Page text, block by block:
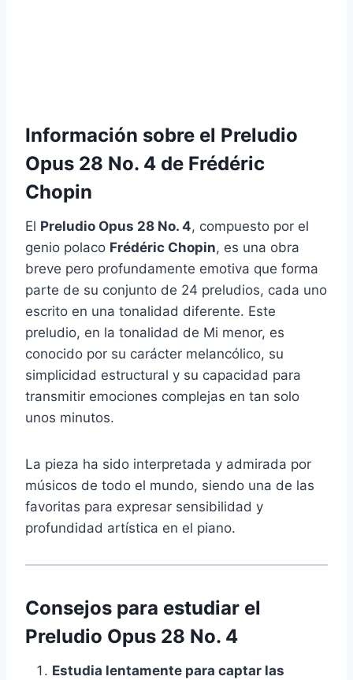
Información sobre el Preludio
Opus 28 No. 4 de Frédéric
Chopin
El Preludio Opus 28 No. 4, compuesto por el
genio polaco Frédéric Chopin, es una obra
breve pero profundamente emotiva que forma
parte de su conjunto de 24 preludios, cada uno
escrito en una tonalidad diferente. Este
preludio, en la tonalidad de Mi menor, es
conocido por su carácter melancólico, su
simplicidad estructural y su capacidad para
transmitir emociones complejas en tan solo
unos minutos.
La pieza ha sido interpretada y admirada por
músicos de todo el mundo, siendo una de las
favoritas para expresar sensibilidad y
profundidad artística en el piano.
Consejos para estudiar el
Preludio Opus 28 No. 4
Estudia lentamente para captar las